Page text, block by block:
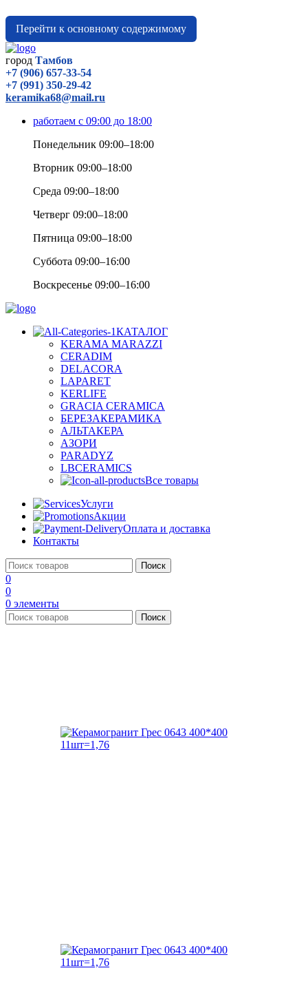
Перейти к основному содержимому
город Тамбов
+7 (906) 657-33-54
+7 (991) 350-29-42
keramika68@mail.ru
работаем с 09:00 до 18:00
Понедельник 09:00–18:00
Вторник 09:00–18:00
Среда 09:00–18:00
Четверг 09:00–18:00
Пятница 09:00–18:00
Суббота 09:00–16:00
Воскресенье 09:00–16:00
КАТАЛОГ
KERAMA MARAZZI
CERADIM
DELACORA
LAPARET
KERLIFE
GRACIA CERAMICA
БЕРЕЗАКЕРАМИКА
АЛЬТАКЕРА
АЗОРИ
PARADYZ
LBCERAMICS
Все товары
Услуги
Акции
Оплата и доставка
Контакты
Поиск
0
0
0 элементы
Поиск